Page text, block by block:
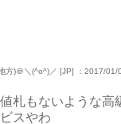
方)＠＼(^o^)／ [JP] ：2017/
札もないような高
スやわ